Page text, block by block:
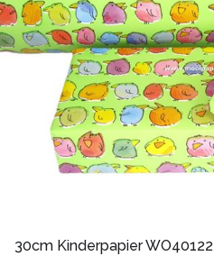
30cm Kinderpapier WO40122